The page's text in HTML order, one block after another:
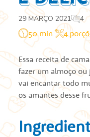
29 MARÇO 2021 4
50 min. 4
Essa receita de
fazer um almoço ou
vai encantar todo
os amantes desse